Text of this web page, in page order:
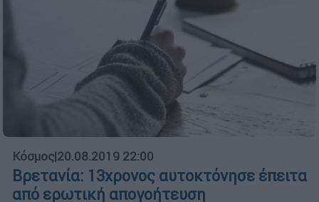
Κόσμος|20.08.2019 22:00
Βρετανία: 13χρονος αυτοκτόνησε έπειτα
από ερωτική απογοήτευση